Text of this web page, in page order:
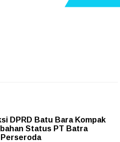
DPRD Batu Bara Kompak
Status PT Batra
Perseroda